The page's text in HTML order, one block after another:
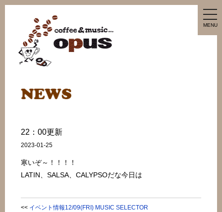
MENU
22：00更新
2023-01-25
寒いぞ～！！！！
LATIN、SALSA、CALYPSOだな今日は
<< イベント情報12/09(FRI) MUSIC SELECTOR